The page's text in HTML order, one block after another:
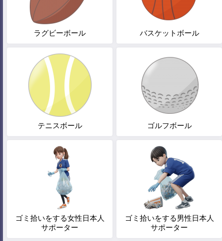
ラグビーボール バスケットボール
テニスボール ゴルフボール
ゴミ拾いをする女性日本人
サポーター
ゴミ拾いをする男性日本人
サポーター